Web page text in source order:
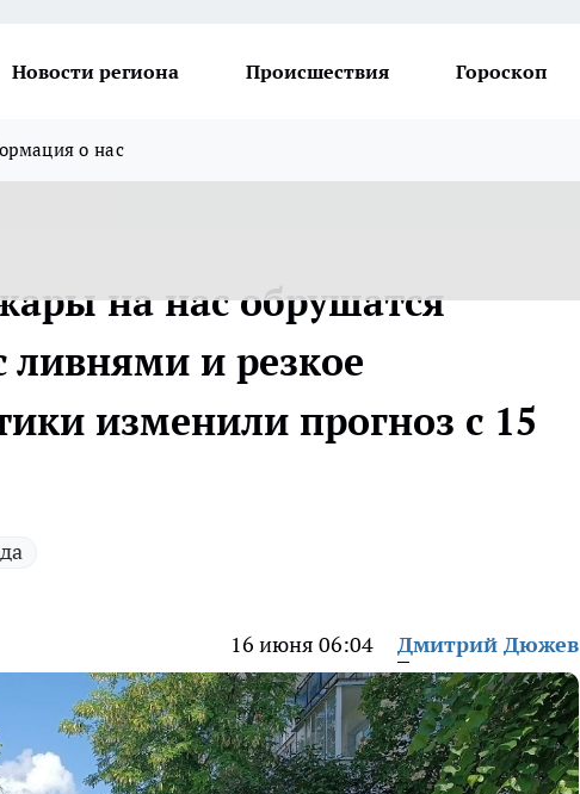
Новости региона Происшествия Гороскоп
о нас
на нас обрушатся
ливнями и резкое
изменили прогноз с 15
16 июня 06:04 Дмитрий Дюжев